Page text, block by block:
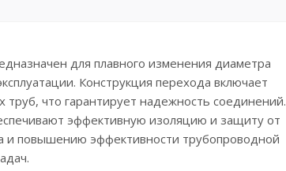
для плавного изменения диаметра
Конструкция перехода включает
что гарантирует надежность соединений.
эффективную изоляцию и защиту от
и повышению эффективности трубопроводной